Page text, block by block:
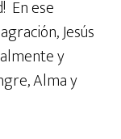
En ese
Jesús
y
Alma y